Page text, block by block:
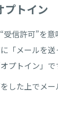
プトイン
信許可”を
「メールを
プトイン」で
した上でメ